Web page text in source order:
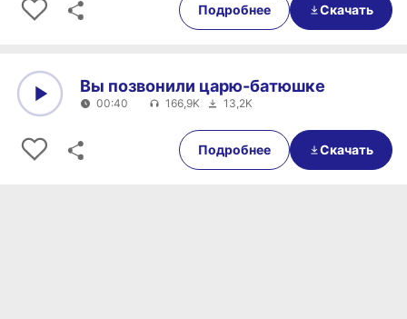
Подробнее Скачать
00:40
Вы позвонили царю-батюшке
00:40 166,9K 13,2K
Подробнее Скачать